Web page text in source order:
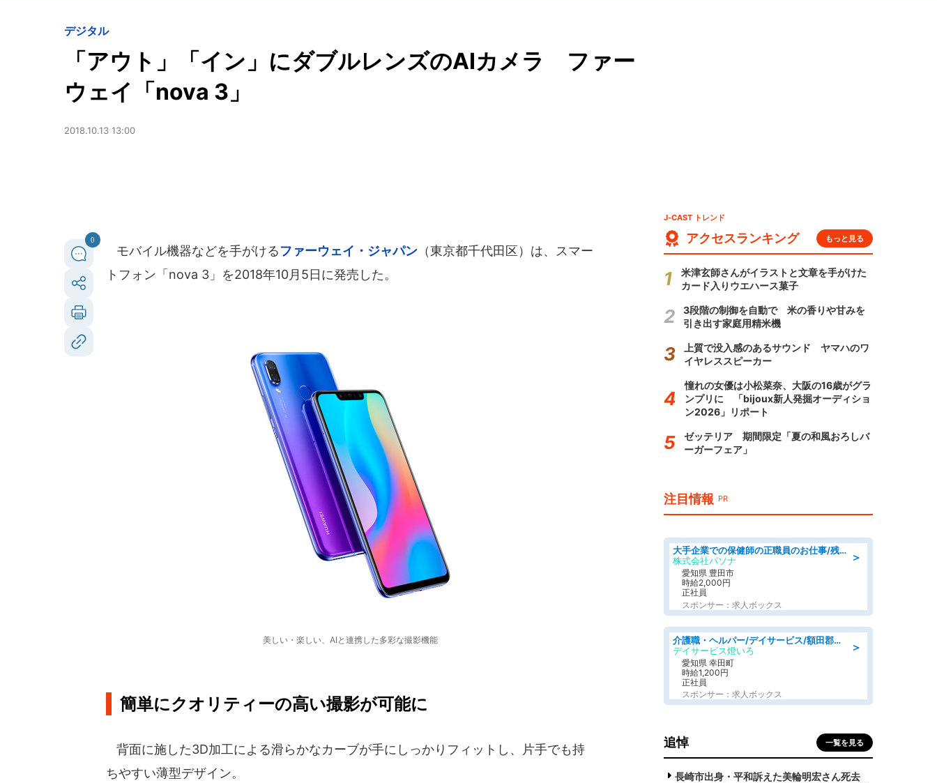
デジタル
「アウト」「イン」にダブルレンズのAIカメラ ファー
ウェイ「nova 3」
2018.10.13 13:00
0
モバイル機器などを手がけるファーウェイ・ジャパン （東京都千代田区）は、スマー
トフォン「nova 3」を2018年10月5日に発売した。
美しい・楽しい、AIと連携した多彩な撮影機能
簡単にクオリティーの高い撮影が可能に
背面に施した3D加工による滑らかなカーブが手にしっかりフィットし、片手でも持
ちやすい薄型デザイン。
J-CAST トレンド
アクセスランキング もっと見る
米津玄師さんがイラストと文章を手がけた
カード入りウエハース菓子
3段階の制御を自動で 米の香りや甘みを
引き出す家庭用精米機
上質で没入感のあるサウンド ヤマハのワ
イヤレススピーカー
憧れの女優は小松菜奈、大阪の16歳がグラ
ンプリに 「bijoux新人発掘オーディショ
ン2026」リポート
ゼッテリア 期間限定「夏の和風おろしバ
ーガーフェア」
注目情報 PR
＞
大手企業での保健師の正職員のお仕事/残業なし/要資格:保健師
株式会社パソナ
愛知県 豊田市
時給2,000円
正社員
スポンサー：求人ボックス
＞
介護職・ヘルパー/デイサービス/額田郡幸田町/JR東海道本線 幸田/愛知県
デイサービス燈いろ
愛知県 幸田町
時給1,200円
正社員
スポンサー：求人ボックス
追悼 一覧を見る
長崎市出身・平和訴えた美輪明宏さん死去